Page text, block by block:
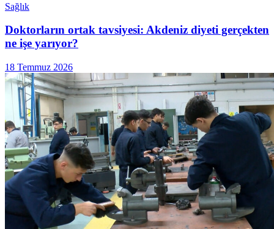
Sağlık
Doktorların ortak tavsiyesi: Akdeniz diyeti gerçekten
ne işe yarıyor?
18 Temmuz 2026